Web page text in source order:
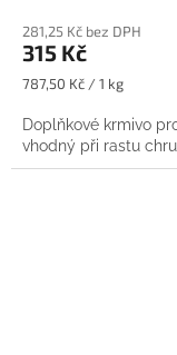
281,25 Kč bez DPH
315 Kč
Měrná
787,50 Kč / 1 kg
Doplňkové krmivo
vhodný při rastu